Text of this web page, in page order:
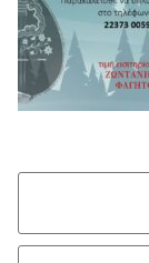
Post